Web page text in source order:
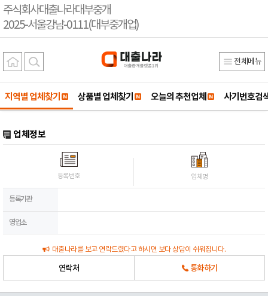
주식회사대출나라대부중개
2025-서울강남-0111(대부중개업)
전체메뉴
지역별 업체찾기 상품별 업체찾기 오늘의 추천업체 사기번호검
업체정보
등록번호 업체명
등록기관
영업소
대출나라를 보고 연락드렸다고 하시면 보다 상담이 쉬워집니다.
연락처 통화하기